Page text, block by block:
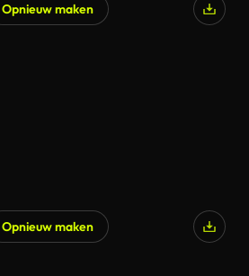
Opnieuw maken
Opnieuw maken